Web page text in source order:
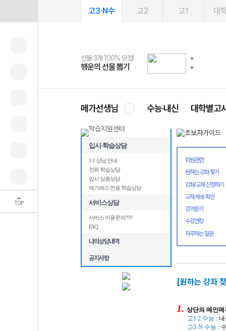
TOP
고3·N수 고2 고1 대
선물 3개 100% 당첨!
행운의 선물 뽑기
선물 100% 증정!
메가스터디 X 올리브
2027 러셀 단과
강사 공개선발
스마트러닝앱
설문 EVENT
메가패스
3일 무료 체험권
메가패스 수강생 무료혜택!
메가클럽 멤버십
사회공헌 캠페인
희망이룸 메가나눔
메가선생님 수능·내신 대학별고
입시·학습상담
1:1 상담 안내
전화 학습상담
입시 심층상담
메가패스 전용 학습상담
서비스상담
서비스 이용문의!!!!!
FAQ
나의상담내역
공지사항
회원관련
원하는 강좌 찾기
강좌/교재 신청하기
교재 배송 확인
강의듣기
수강연장
자주하는 질문
[원하는 강좌
1. 상단의 메인메
고1∙2 수능 : 내
고3·N 수능 :